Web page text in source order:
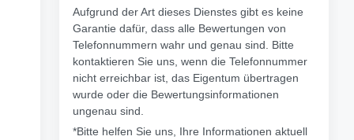
Aufgrund der Art dieses Dienstes gibt es keine
Garantie dafür, dass alle Bewertungen von
Telefonnummern wahr und genau sind. Bitte
kontaktieren Sie uns, wenn die Telefonnummer
nicht erreichbar ist, das Eigentum übertragen
wurde oder die Bewertungsinformationen
ungenau sind.
*Bitte helfen Sie uns, Ihre Informationen aktuell